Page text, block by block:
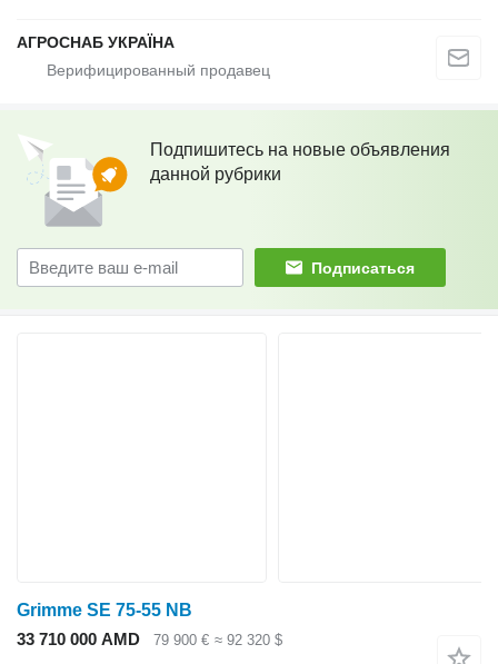
АГРОСНАБ УКРАЇНА
Подпишитесь на новые объявления
данной рубрики
Подписаться
Grimme SE 75-55 NB
33 710 000 AMD
79 900 € ≈ 92 320 $